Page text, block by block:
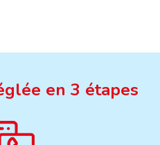
en 3 étapes